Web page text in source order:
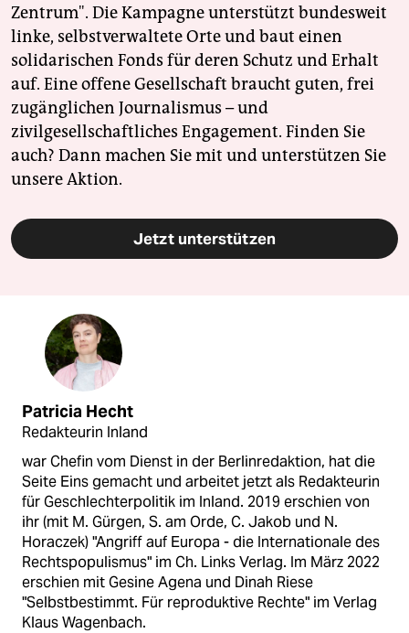
Zentrum". Die Kampagne unterstützt bundesweit
linke, selbstverwaltete Orte und baut einen
solidarischen Fonds für deren Schutz und Erhalt
auf. Eine offene Gesellschaft braucht guten, frei
zugänglichen Journalismus – und
zivilgesellschaftliches Engagement. Finden Sie
auch? Dann machen Sie mit und unterstützen Sie
unsere Aktion.
Jetzt unterstützen
Patricia Hecht
Redakteurin Inland
war Chefin vom Dienst in der Berlinredaktion, hat die
Seite Eins gemacht und arbeitet jetzt als Redakteurin
für Geschlechterpolitik im Inland. 2019 erschien von
ihr (mit M. Gürgen, S. am Orde, C. Jakob und N.
Horaczek) "Angriff auf Europa - die Internationale des
Rechtspopulismus" im Ch. Links Verlag. Im März 2022
erschien mit Gesine Agena und Dinah Riese
"Selbstbestimmt. Für reproduktive Rechte" im Verlag
Klaus Wagenbach.